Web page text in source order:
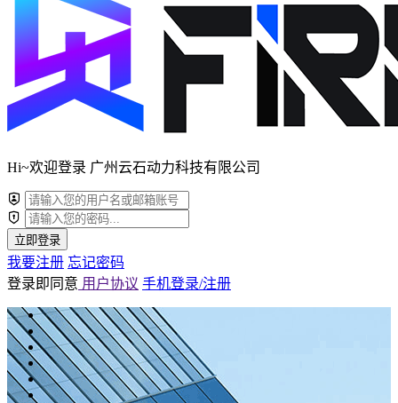
Hi~欢迎登录 广州云石动力科技有限公司
立即登录
我要注册 忘记密码
登录即同意 用户协议 手机登录/注册